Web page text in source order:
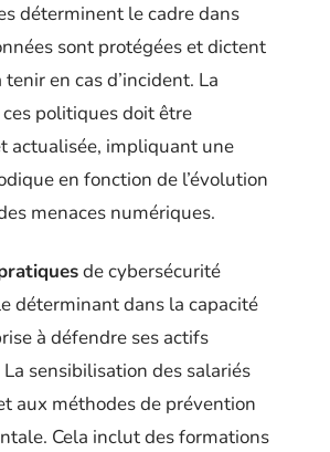
déterminent le cadre dans
sont protégées et dictent
en cas d’incident. La
politiques doit être
actualisée, impliquant une
en fonction de l’évolution
menaces numériques.
de cybersécurité
déterminant dans la capacité
à défendre ses actifs
sensibilisation des salariés
aux méthodes de prévention
Cela inclut des formations